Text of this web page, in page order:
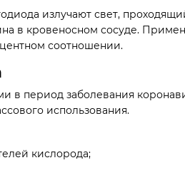
излучают свет,
в кровеносном сосуде.
соотношении.
в период заболевания
использования.
кислорода;